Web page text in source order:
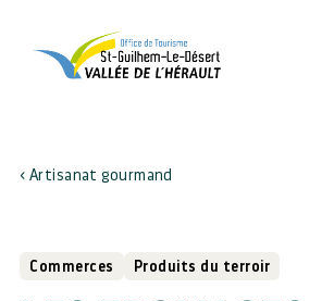
Artisanat gourmand
Commerces Produits du terroir